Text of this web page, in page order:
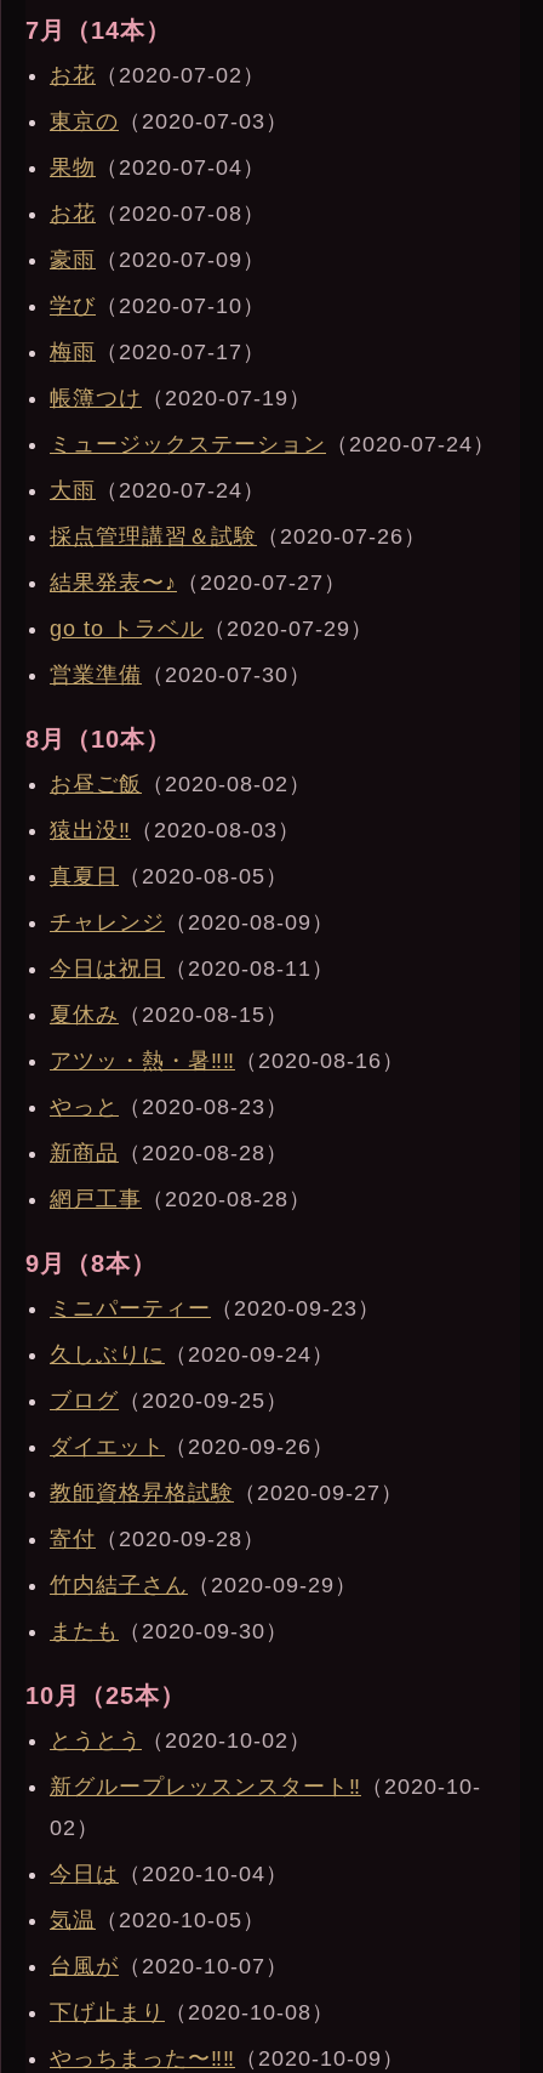
7月（14本）
お花 （2020-07-02）
東京の （2020-07-03）
果物 （2020-07-04）
お花 （2020-07-08）
豪雨
（2020-07-09）
学び （2020-07-10）
梅雨
（2020-07-17）
帳簿つけ （2020-07-19）
ミュージックステーション （2020-07-24）
大雨
（2020-07-24）
採点管理講習＆試験 （2020-07-26）
結果発表〜♪ （2020-07-27）
go to トラベル （2020-07-29）
営業準備 （2020-07-30）
8月（10本）
お昼ご飯
（2020-08-02）
猿出没‼︎ （2020-08-03）
真夏日
（2020-08-05）
チャレンジ （2020-08-09）
今日は祝日
（2020-08-11）
夏休み （2020-08-15）
アツッ・熱・暑‼︎‼︎ （2020-08-16）
やっと
（2020-08-23）
新商品 （2020-08-28）
網戸工事 （2020-08-28）
9月（8本）
ミニパーティー （2020-09-23）
久しぶりに （2020-09-24）
ブログ （2020-09-25）
ダイエット
（2020-09-26）
教師資格昇格試験 （2020-09-27）
寄付 （2020-09-28）
竹内結子さん （2020-09-29）
またも
（2020-09-30）
10月（25本）
とうとう
（2020-10-02）
新グループレッスンスタート‼︎ （2020-10-
02）
今日は （2020-10-04）
気温
（2020-10-05）
台風が （2020-10-07）
下げ止まり
（2020-10-08）
やっちまった〜‼︎‼︎ （2020-10-09）